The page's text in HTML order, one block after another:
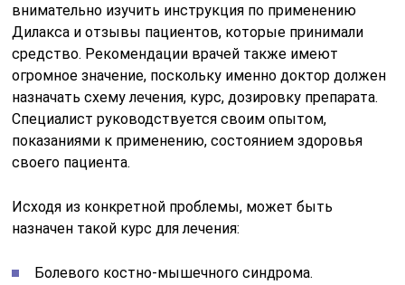
внимательно изучить инструкция по применению
Дилакса и отзывы пациентов, которые принимали
средство. Рекомендации врачей также имеют
огромное значение, поскольку именно доктор должен
назначать схему лечения, курс, дозировку препарата.
Специалист руководствуется своим опытом,
показаниями к применению, состоянием здоровья
своего пациента.
Исходя из конкретной проблемы, может быть
назначен такой курс для лечения:
Болевого костно-мышечного синдрома.